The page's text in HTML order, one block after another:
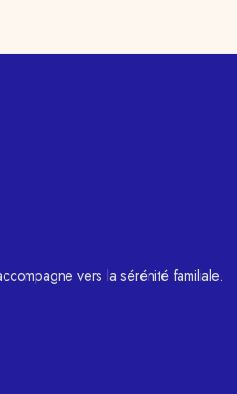
vers la sérénité familiale.